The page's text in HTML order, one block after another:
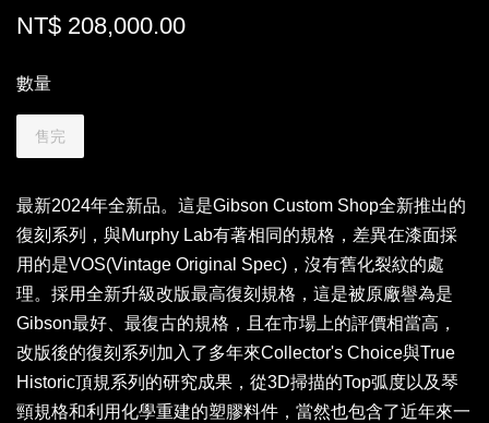
NT$ 208,000.00
數量
售完
最新2024年全新品。這是Gibson Custom Shop全新推出的
復刻系列，與Murphy Lab有著相同的規格，差異在漆面採
用的是VOS(Vintage Original Spec)，沒有舊化裂紋的處
理。採用全新升級改版最高復刻規格，這是被原廠譽為是
Gibson最好、最復古的規格，且在市場上的評價相當高，
改版後的復刻系列加入了多年來Collector's Choice與True
Historic頂規系列的研究成果，從3D掃描的Top弧度以及琴
頸規格和利用化學重建的塑膠料件，當然也包含了近年來一